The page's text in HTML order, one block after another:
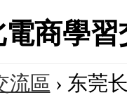
電商學
流區 › 东莞